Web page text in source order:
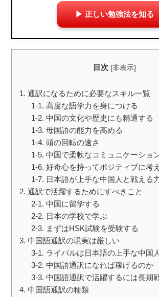
▶ 正しい勉強法を知る
目次 [非表示]
1. 通訳になるために必要なスキル一覧
1-1. 高度な語学力を身につける
1-2. 中国の文化や歴史にも精通する
1-3. 母国語の能力を高める
1-4. 頭の回転の速さ
1-5. 中国で柔軟なコミュニケーショ
1-6. 好奇心を持ってポジティブに考
1-7. 日本語が上手な中国人と戦える
2. 通訳で活躍するためにすべきこと
2-1. 中国に留学する
2-2. 日本の学校で学ぶ
2-3. まずはHSK試験を受験する
3. 中国語通訳の現実は厳しい
3-1. ライバルは日本語の上手な中国人
3-2. 中国語通訳になれば稼げるのか
3-3. 中国語通訳で活躍するには長期
4. 中国語通訳の種類